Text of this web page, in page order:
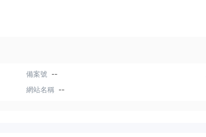
備案號 --
網站名稱 --